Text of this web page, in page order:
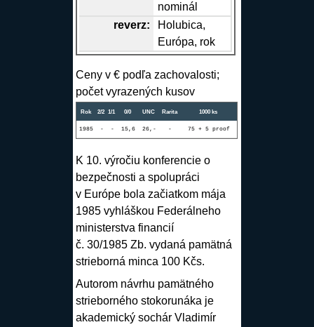
nominál
reverz:
Holubica,
Európa, rok
Ceny v € podľa zachovalosti;
počet vyrazených kusov
Rok 2/2 1/1 0/0 UNC Rarita 1000 ks
1985 - - 15,6 26,- - 75 + 5 proof
K 10. výročiu konferencie o
bezpečnosti a spolupráci
v Európe bola začiatkom mája
1985 vyhláškou Federálneho
ministerstva financií
č. 30/1985 Zb. vydaná pamätná
strieborná minca 100 Kčs.
Autorom návrhu pamätného
strieborného stokorunáka je
akademický sochár Vladimír